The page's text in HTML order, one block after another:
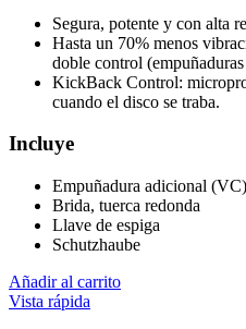
Segura, potente y con alta
Hasta un 70% menos
doble control
KickBack Control:
cuando el disco se traba.
Incluye
Empuñadura adicional (VC)
Brida, tuerca redonda
Llave de espiga
Schutzhaube
Añadir al carrito
Vista rápida